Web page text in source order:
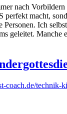
nach
macht,
Personen. Ich
geleitet. Manche
coach.de/technik-